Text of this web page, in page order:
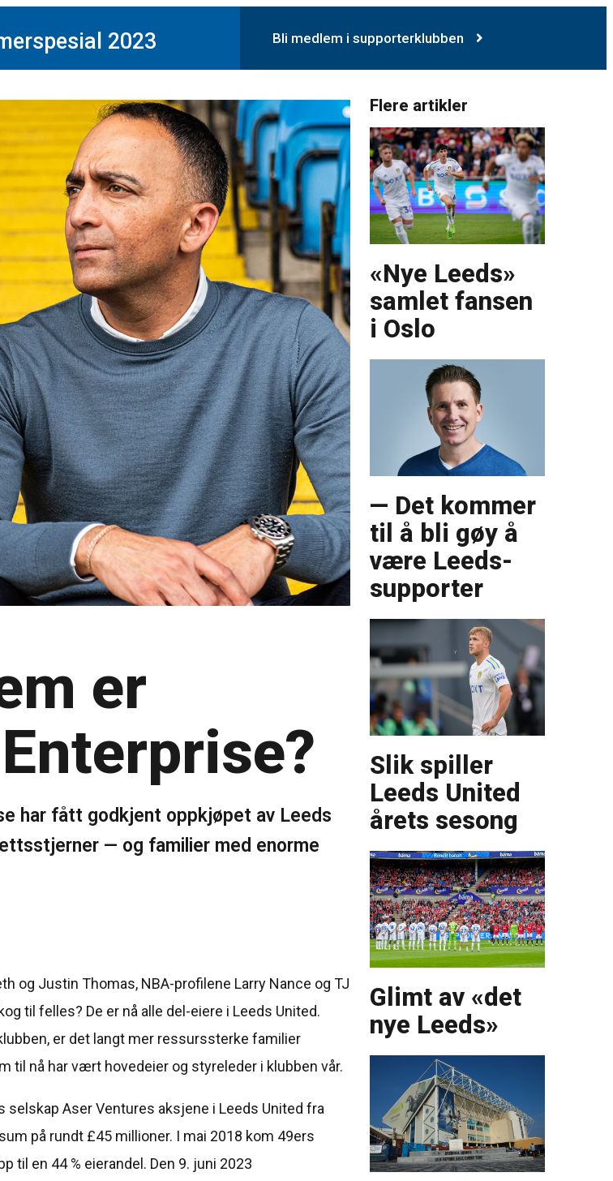
2023 Bli medlem i supporterklubben
er
har fått godkjent oppkjøpet av Leeds
— og familier med enorme
og Justin Thomas, NBA-profilene Larry Nance og TJ
til felles? De er nå alle del-eiere i Leeds United.
er det langt mer ressurssterke familier
til nå har vært hovedeier og styreleder i klubben vår.
Aser Ventures aksjene i Leeds United fra
på rundt £45 millioner. I mai 2018 kom 49ers
til en 44 % eierandel. Den 9. juni 2023
Flere artikler
«Nye Leeds»
samlet fansen
i Oslo
— Det kommer
til å bli gøy å
være Leeds-
supporter
Slik spiller
Leeds United
årets sesong
Glimt av «det
nye Leeds»